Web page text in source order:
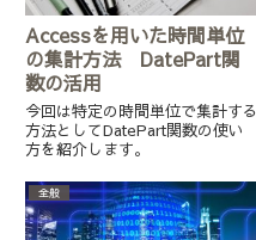
Accessを用いた時間単位
の集計方法 DatePart関
数の活用
今回は特定の時間単位で集計する
方法としてDatePart関数の使い
方を紹介します。
全般